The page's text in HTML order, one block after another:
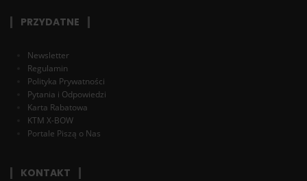
PRZYDATNE
Newsletter
Regulamin
Polityka Prywatności
Pytania i Odpowiedzi
Karta Rabatowa
KTM X-BOW
Portale Piszą o Nas
KONTAKT